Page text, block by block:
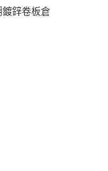
鋅卷板倉